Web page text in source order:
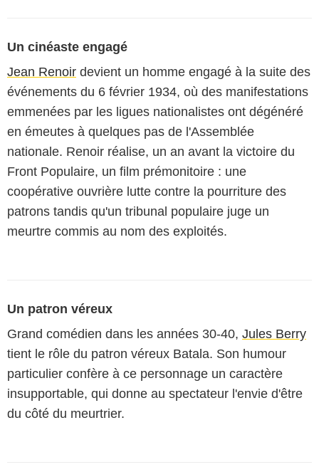
Un cinéaste engagé
Jean Renoir devient un homme engagé à la suite des
événements du 6 février 1934, où des manifestations
emmenées par les ligues nationalistes ont dégénéré
en émeutes à quelques pas de l'Assemblée
nationale. Renoir réalise, un an avant la victoire du
Front Populaire, un film prémonitoire : une
coopérative ouvrière lutte contre la pourriture des
patrons tandis qu'un tribunal populaire juge un
meurtre commis au nom des exploités.
Un patron véreux
Grand comédien dans les années 30-40, Jules Berry
tient le rôle du patron véreux Batala. Son humour
particulier confère à ce personnage un caractère
insupportable, qui donne au spectateur l'envie d'être
du côté du meurtrier.